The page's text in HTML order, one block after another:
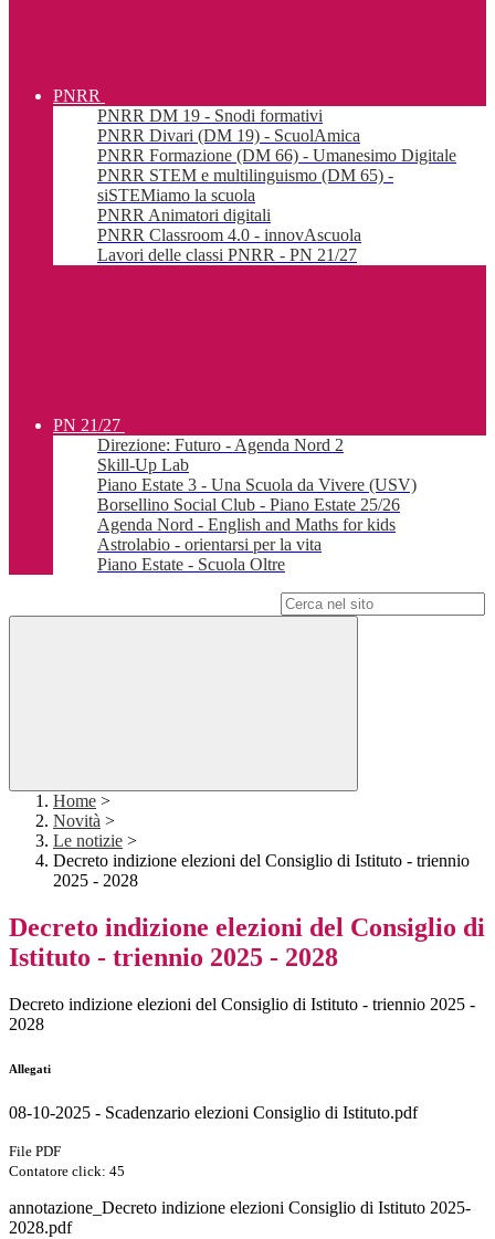
PNRR
PNRR DM 19 - Snodi formativi
PNRR Divari (DM 19) - ScuolAmica
PNRR Formazione (DM 66) - Umanesimo Digitale
PNRR STEM e multilinguismo (DM 65) -
siSTEMiamo la scuola
PNRR Animatori digitali
PNRR Classroom 4.0 - innovAscuola
Lavori delle classi PNRR - PN 21/27
PN 21/27
Direzione: Futuro - Agenda Nord 2
Skill-Up Lab
Piano Estate 3 - Una Scuola da Vivere (USV)
Borsellino Social Club - Piano Estate 25/26
Agenda Nord - English and Maths for kids
Astrolabio - orientarsi per la vita
Piano Estate - Scuola Oltre
Home >
Novità >
Le notizie >
Decreto indizione elezioni del Consiglio di Istituto - triennio
2025 - 2028
Decreto indizione elezioni del Consiglio di
Istituto - triennio 2025 - 2028
Decreto indizione elezioni del Consiglio di Istituto - triennio 2025 -
2028
Allegati
08-10-2025 - Scadenzario elezioni Consiglio di Istituto.pdf
File PDF
Contatore click: 45
annotazione_Decreto indizione elezioni Consiglio di Istituto 2025-
2028.pdf